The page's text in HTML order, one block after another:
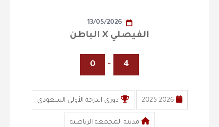
13/05/2026
الفيصلي X الباطن
4
-
0
2025-2026 دوري الدرجة الأولى السعودي
مدينة المجمعة الرياضية